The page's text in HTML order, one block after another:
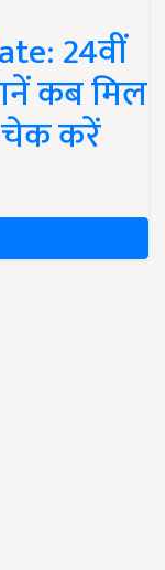
24वीं
कब मिल
करें